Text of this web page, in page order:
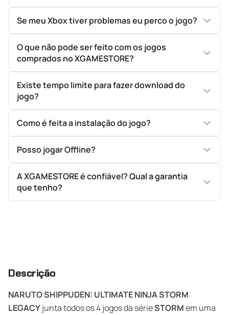
Se meu Xbox tiver problemas eu perco o jogo?
O que não pode ser feito com os jogos
comprados no XGAMESTORE?
Existe tempo limite para fazer download do
jogo?
Como é feita a instalação do jogo?
Posso jogar Offline?
A XGAMESTORE é confiável? Qual a garantia
que tenho?
Descrição
NARUTO SHIPPUDEN: ULTIMATE NINJA STORM
LEGACYjunta todos os 4 jogos da sérieSTORMem uma